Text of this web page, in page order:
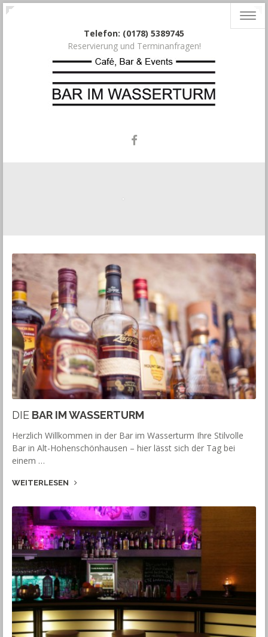
Telefon: (0178) 5389745
Reservierung und Terminanfragen!
DIE BAR IM WASSERTURM
Herzlich Willkommen in der Bar im Wasserturm Ihre Stilvolle
Bar in Alt-Hohenschönhausen – hier lässt sich der Tag bei
einem …
WEITERLESEN